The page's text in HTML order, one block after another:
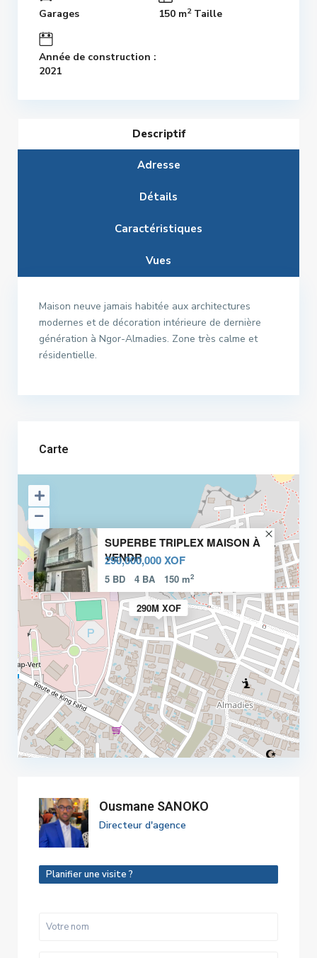
Garages 150 m2Taille
Année de construction :
2021
Descriptif
Adresse
Détails
Caractéristiques
Vues
Maison neuve jamais habitée aux architectures
modernes et de décoration intérieure de dernière
génération à Ngor-Almadies. Zone très calme et
résidentielle.
Carte
290M XOF
SUPERBE TRIPLEX MAISON À
VENDR
290,000,000 XOF
5 BD 4 BA 150 m2
Ousmane SANOKO
Directeur d'agence
Planifier une visite ?